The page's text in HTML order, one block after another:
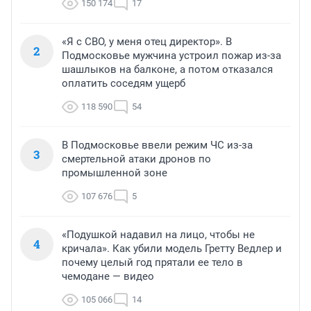
150 174 17
2
«Я с СВО, у меня отец директор». В
Подмосковье мужчина устроил пожар из-за
шашлыков на балконе, а потом отказался
оплатить соседям ущерб
118 590 54
3
В Подмосковье ввели режим ЧС из-за
смертельной атаки дронов по
промышленной зоне
107 676 5
4
«Подушкой надавил на лицо, чтобы не
кричала». Как убили модель Гретту Ведлер и
почему целый год прятали ее тело в
чемодане — видео
105 066 14